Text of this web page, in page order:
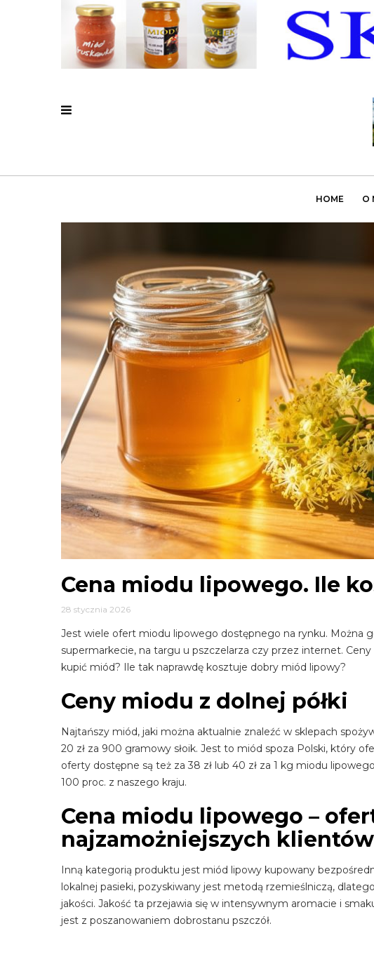
HOME O
Cena miodu lipowego. Ile
28 stycznia 2026
Jest wiele ofert miodu lipowego dostępnego na rynku. Można
supermarkecie, na targu u pszczelarza czy przez internet.
kupić miód? Ile tak naprawdę kosztuje dobry miód lipowy?
Ceny miodu z dolnej półki
Najtańszy miód, jaki można aktualnie znaleźć w sklepach
20 zł za 900 gramowy słoik. Jest to miód spoza Polski, który
oferty dostępne są też za 38 zł lub 40 zł za 1 kg miodu
100 proc. z naszego kraju.
Cena miodu lipowego –
najzamożniejszych klientów
Inną kategorią produktu jest miód lipowy kupowany
lokalnej pasieki, pozyskiwany jest metodą rzemieślniczą,
jakości. Jakość ta przejawia się w intensywnym aromacie i
jest z poszanowaniem dobrostanu pszczół.